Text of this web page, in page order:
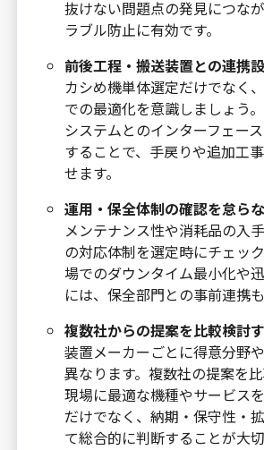
抜けない問題点の発見につな
ラブル防止に有効です。
前後工程・搬送装置との連携
カシめ機単体選定だけでなく
での最適化を意識しましょう
システムとのインターフェー
することで、手戻りや追加工
せます。
運用・保全体制の確認を怠ら
メンテナンス性や消耗品の入
の対応体制を選定時にチェッ
場でのダウンタイム最小化や
には、保全部門との事前連携も
複数社からの提案を比較検討
装置メーカーごとに得意分野
異なります。複数社の提案を比
現場に最適な機種やサービス
だけでなく、納期・保守性・
て総合的に判断することが大切